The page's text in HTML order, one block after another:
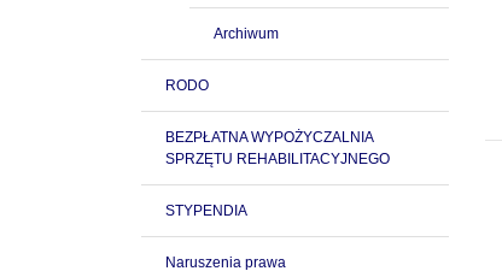
Archiwum
RODO
BEZPŁATNA WYPOŻYCZALNIA
SPRZĘTU REHABILITACYJNEGO
STYPENDIA
Naruszenia prawa